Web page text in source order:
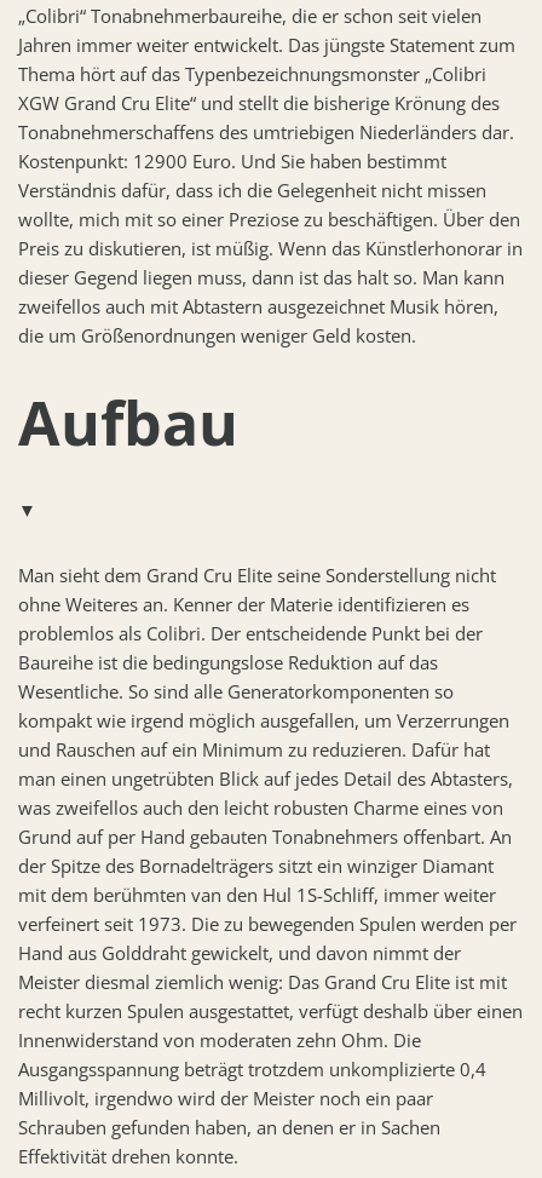
„Colibri“ Tonabnehmerbaureihe, die er schon seit vielen
Jahren immer weiter entwickelt. Das jüngste Statement zum
Thema hört auf das Typenbezeichnungsmonster „Colibri
XGW Grand Cru Elite“ und stellt die bisherige Krönung des
Tonabnehmerschaffens des umtriebigen Niederländers dar.
Kostenpunkt: 12900 Euro. Und Sie haben bestimmt
Verständnis dafür, dass ich die Gelegenheit nicht missen
wollte, mich mit so einer Preziose zu beschäftigen. Über den
Preis zu diskutieren, ist müßig. Wenn das Künstlerhonorar in
dieser Gegend liegen muss, dann ist das halt so. Man kann
zweifellos auch mit Abtastern ausgezeichnet Musik hören,
die um Größenordnungen weniger Geld kosten.
Aufbau
▼
Man sieht dem Grand Cru Elite seine Sonderstellung nicht
ohne Weiteres an. Kenner der Materie identifizieren es
problemlos als Colibri. Der entscheidende Punkt bei der
Baureihe ist die bedingungslose Reduktion auf das
Wesentliche. So sind alle Generatorkomponenten so
kompakt wie irgend möglich ausgefallen, um Verzerrungen
und Rauschen auf ein Minimum zu reduzieren. Dafür hat
man einen ungetrübten Blick auf jedes Detail des Abtasters,
was zweifellos auch den leicht robusten Charme eines von
Grund auf per Hand gebauten Tonabnehmers offenbart. An
der Spitze des Bornadelträgers sitzt ein winziger Diamant
mit dem berühmten van den Hul 1S-Schliff, immer weiter
verfeinert seit 1973. Die zu bewegenden Spulen werden per
Hand aus Golddraht gewickelt, und davon nimmt der
Meister diesmal ziemlich wenig: Das Grand Cru Elite ist mit
recht kurzen Spulen ausgestattet, verfügt deshalb über einen
Innenwiderstand von moderaten zehn Ohm. Die
Ausgangsspannung beträgt trotzdem unkomplizierte 0,4
Millivolt, irgendwo wird der Meister noch ein paar
Schrauben gefunden haben, an denen er in Sachen
Effektivität drehen konnte.